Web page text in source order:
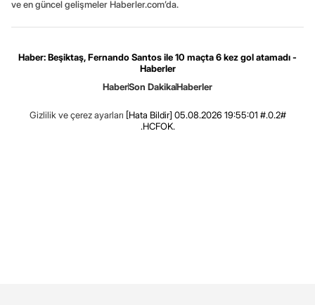
ve en güncel gelişmeler Haberler.com’da.
Haber: Beşiktaş, Fernando Santos ile 10 maçta 6 kez gol atamadı -
Haberler
HaberSon DakikaHaberler
Gizlilik ve çerez ayarları [Hata Bildir] 05.08.2026 19:55:01 #.0.2#
.HCFOK.